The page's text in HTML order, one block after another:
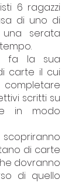
6 ragazzi
di uno di
serata
fa la sua
carte il cui
scritti su
in modo
di carte
dovranno
di quello